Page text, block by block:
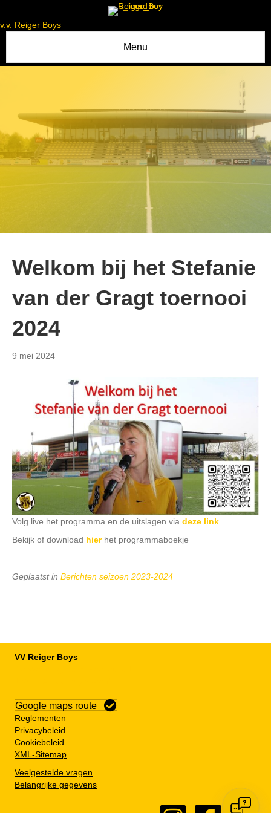
v.v. Reiger Boys
Menu
Welkom bij het Stefanie
van der Gragt toernooi
2024
9 mei 2024
Volg live het programma en de uitslagen via deze link
Bekijk of download hierhet programmaboekje
Geplaatst in Berichten seizoen 2023-2024
VV Reiger Boys
Google maps route
Reglementen
Privacybeleid
Cookiebeleid
XML-Sitemap
Veelgestelde vragen
Belangrijke gegevens